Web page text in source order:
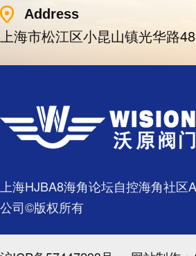
Address
上海市松江区小昆山镇光华路
上海HJBA8海角论坛自控海角社区
公司©版权所有